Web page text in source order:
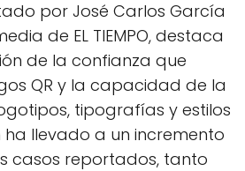
por José Carlos García
de EL TIEMPO, destaca
de la confianza que
QR y la capacidad de la
tipografías y estilos
llevado a un incremento
casos reportados, tanto